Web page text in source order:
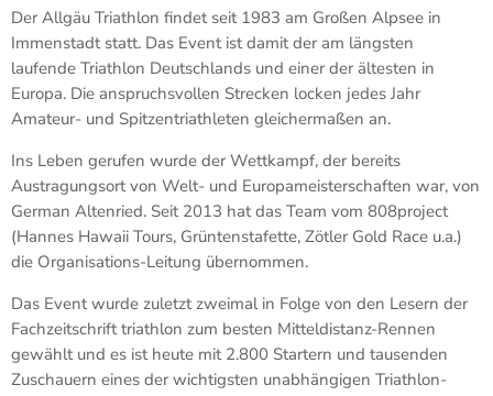
Der Allgäu Triathlon findet seit 1983 am Großen Alpsee in
Immenstadt statt. Das Event ist damit der am längsten
laufende Triathlon Deutschlands und einer der ältesten in
Europa. Die anspruchsvollen Strecken locken jedes Jahr
Amateur- und Spitzentriathleten gleichermaßen an.
Ins Leben gerufen wurde der Wettkampf, der bereits
Austragungsort von Welt- und Europameisterschaften war, von
German Altenried. Seit 2013 hat das Team vom 808project
(Hannes Hawaii Tours, Grüntenstafette, Zötler Gold Race u.a.)
die Organisations-Leitung übernommen.
Das Event wurde zuletzt zweimal in Folge von den Lesern der
Fachzeitschrift triathlon zum besten Mitteldistanz-Rennen
gewählt und es ist heute mit 2.800 Startern und tausenden
Zuschauern eines der wichtigsten unabhängigen Triathlon-